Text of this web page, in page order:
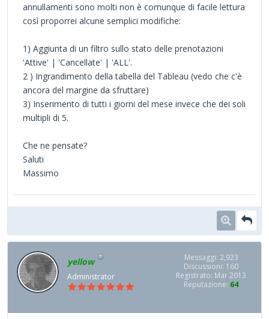
annullamenti sono molti non è comunque di facile lettura
così proporrei alcune semplici modifiche:
1) Aggiunta di un filtro sullo stato delle prenotazioni
'Attive' | 'Cancellate' | 'ALL'.
2 ) Ingrandimento della tabella del Tableau (vedo che c'è
ancora del margine da sfruttare)
3) Inserimento di tutti i giorni del mese invece che dei soli
multipli di 5.
Che ne pensate?
Saluti
Massimo
yellow
Administrator
Messaggi: 2,923
Discussioni: 160
Registrato: Mar 2013
Reputazione: 64